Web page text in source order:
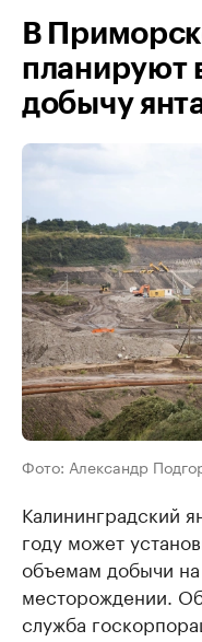
В
планируют
добычу
Фото: Александр
Калининградский
году может
объемам добычи
месторождении.
служба